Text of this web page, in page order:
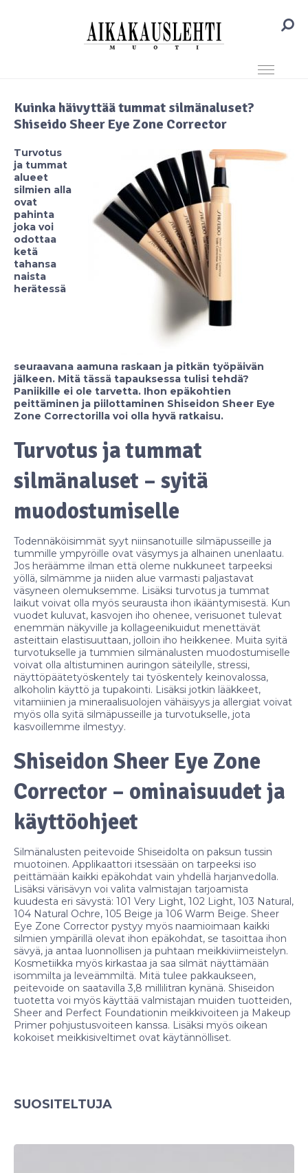
Kuinka häivyttää tummat silmänaluset?
Shiseido Sheer Eye Zone Corrector
Turvotus
ja tummat
alueet
silmien alla
ovat
pahinta
joka voi
odottaa
ketä
tahansa
naista
herätessä
seuraavana aamuna raskaan ja pitkän työpäivän
jälkeen. Mitä tässä tapauksessa tulisi tehdä?
Paniikille ei ole tarvetta. Ihon epäkohtien
peittäminen ja piilottaminen Shiseidon Sheer Eye
Zone Correctorilla voi olla hyvä ratkaisu.
Turvotus ja tummat
silmänaluset – syitä
muodostumiselle
Todennäköisimmät syyt niinsanotuille silmäpusseille ja
tummille ympyröille ovat väsymys ja alhainen unenlaatu.
Jos heräämme ilman että oleme nukkuneet tarpeeksi
yöllä, silmämme ja niiden alue varmasti paljastavat
väsyneen olemuksemme. Lisäksi turvotus ja tummat
laikut voivat olla myös seurausta ihon ikääntymisestä. Kun
vuodet kuluvat, kasvojen iho ohenee, verisuonet tulevat
enemmän näkyville ja kollageenikuidut menettävät
asteittain elastisuuttaan, jolloin iho heikkenee. Muita syitä
turvotukselle ja tummien silmänalusten muodostumiselle
voivat olla altistuminen auringon säteilylle, stressi,
näyttöpäätetyöskentely tai työskentely keinovalossa,
alkoholin käyttö ja tupakointi. Lisäksi jotkin lääkkeet,
vitamiinien ja mineraalisuolojen vähäisyys ja allergiat voivat
myös olla syitä silmäpusseille ja turvotukselle, jota
kasvoillemme ilmestyy.
Shiseidon Sheer Eye Zone
Corrector – ominaisuudet ja
käyttöohjeet
Silmänalusten peitevoide Shiseidolta on paksun tussin
muotoinen. Applikaattori itsessään on tarpeeksi iso
peittämään kaikki epäkohdat vain yhdellä harjanvedolla.
Lisäksi värisävyn voi valita valmistajan tarjoamista
kuudesta eri sävystä: 101 Very Light, 102 Light, 103 Natural,
104 Natural Ochre, 105 Beige ja 106 Warm Beige. Sheer
Eye Zone Corrector pystyy myös naamioimaan kaikki
silmien ympärillä olevat ihon epäkohdat, se tasoittaa ihon
sävyä, ja antaa luonnollisen ja puhtaan meikkiviimeistelyn.
Kosmetiikka myös kirkastaa ja saa silmät näyttämään
isommilta ja leveämmiltä. Mitä tulee pakkaukseen,
peitevoide on saatavilla 3,8 millilitran kynänä. Shiseidon
tuotetta voi myös käyttää valmistajan muiden tuotteiden,
Sheer and Perfect Foundationin meikkivoiteen ja Makeup
Primer pohjustusvoiteen kanssa. Lisäksi myös oikean
kokoiset meikkisiveltimet ovat käytännölliset.
SUOSITELTUJA